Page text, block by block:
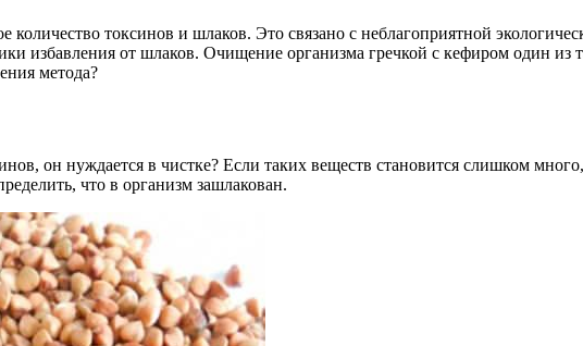
количество токсинов и шлаков. Это связано с неблагоприятной
избавления от шлаков. Очищение организма гречкой с кефиром один из
метода?
он нуждается в чистке? Если таких веществ становится слишком
что в организм зашлакован.